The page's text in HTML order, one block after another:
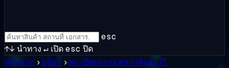
esc
↑↓ นำทาง ↵ เปิดesc ปิด
หน้าแรก ›บล็อก › สถาปัตยกรรมคลาวด์และ IT